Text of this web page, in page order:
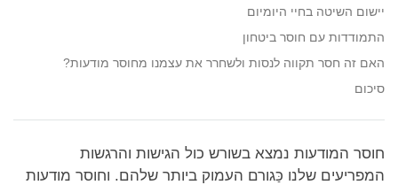
יישום השיטה בחיי היומיום
התמודדות עם חוסר ביטחון
האם זה חסר תקווה לנסות ולשחרר את עצמנו מחוסר מודעות?
סיכום
חוסר המודעות נמצא בשורש כול הגישות והרגשות
המפריעים שלנו כַּגורם העמוק ביותר שלהם. וחוסר מודעות